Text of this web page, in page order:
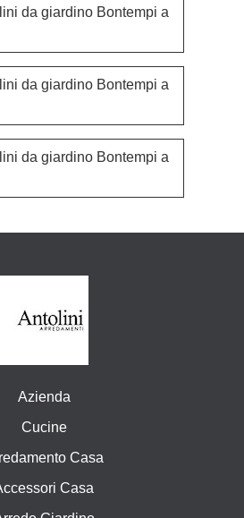
da giardino Bontempi a
da giardino Bontempi a
da giardino Bontempi a
Azienda
Cucine
Casa
Casa